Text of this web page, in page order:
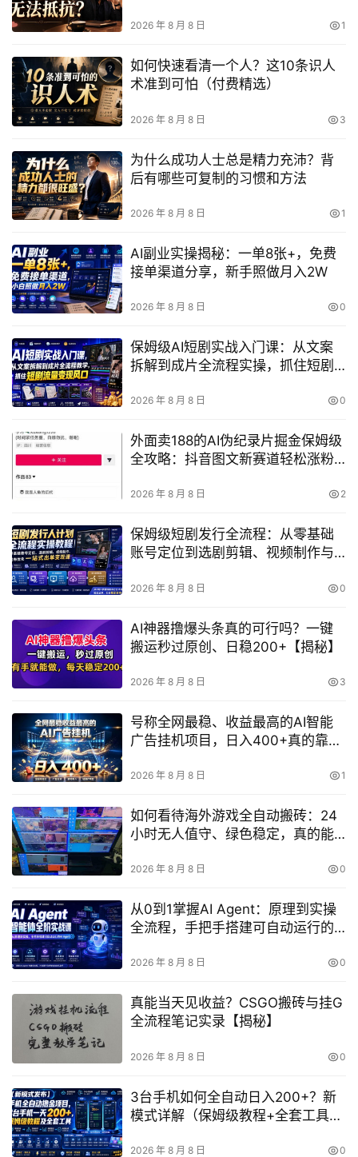
2026 年 8 月 8 日 1
如何快速看清一个人？这10条识人
术准到可怕（付费精选）
2026 年 8 月 8 日 3
为什么成功人士总是精力充沛？背
后有哪些可复制的习惯和方法
2026 年 8 月 8 日 1
AI副业实操揭秘：一单8张+，免费
接单渠道分享，新手照做月入2W
2026 年 8 月 8 日 0
保姆级AI短剧实战入门课：从文案
拆解到成片全流程实操，抓住短剧
2026 年 8 月 8 日 0
外面卖188的AI伪纪录片掘金保姆级
全攻略：抖音图文新赛道轻松涨粉
文档）
2026 年 8 月 8 日 2
保姆级短剧发行全流程：从零基础
账号定位到选剧剪辑、视频制作与
2026 年 8 月 8 日 0
AI神器撸爆头条真的可行吗？一键
搬运秒过原创、日稳200+【揭秘】
2026 年 8 月 8 日 3
号称全网最稳、收益最高的AI智能
广告挂机项目，日入400+真的靠谱
2026 年 8 月 8 日 1
如何看待海外游戏全自动搬砖：24
小时无人值守、绿色稳定，真的能
2026 年 8 月 8 日 0
从0到1掌握AI Agent：原理到实操
全流程，手把手搭建可自动运行的
2026 年 8 月 8 日 0
真能当天见收益？CSGO搬砖与挂G
全流程笔记实录【揭秘】
2026 年 8 月 8 日 0
3台手机如何全自动日入200+？新
模式详解（保姆级教程+全套工具揭
2026 年 8 月 8 日 0